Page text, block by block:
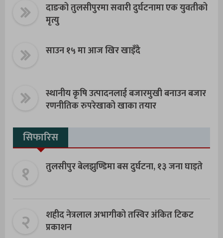
दाङको तुलसीपुरमा सवारी दुर्घटनामा एक युवतीको
मृत्यु
साउन १५ मा आज खिर खाइँदै
स्थानीय कृषि उत्पादनलाई बजारमुखी बनाउन बजार
रणनीतिक रुपरेखाको खाका तयार
सिफारिस
१ तुलसीपुर बेलझुण्डिमा बस दुर्घटना, १३ जना घाइते
२
शहीद नेत्रलाल अभागीको तस्विर अंकित टिकट
प्रकाशन